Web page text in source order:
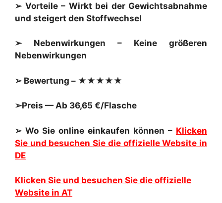
➢ Vorteile – Wirkt bei der Gewichtsabnahme
und steigert den Stoffwechsel
➢ Nebenwirkungen – Keine größeren
Nebenwirkungen
➢ Bewertung – ★★★★★
➢Preis — Ab 36,65 €/Flasche
➢ Wo Sie online einkaufen können – Klicken
Sie und besuchen Sie die offizielle Website in
DE
Klicken Sie und besuchen Sie die offizielle
Website in AT